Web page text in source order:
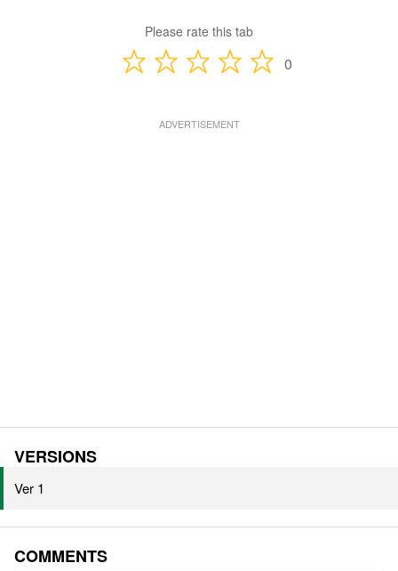
Please rate this tab
0
VERSIONS
Ver 1
COMMENTS